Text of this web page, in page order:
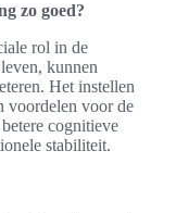
zo goed?
rol in de
kunnen
Het instellen
voordelen voor de
cognitieve
stabiliteit.